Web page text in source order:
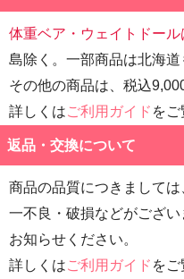
体重ベア・ウェイトドール
島除く。一部商品は北海道
その他の商品は、税込
詳しくはご利用ガイド をご
返品・交換について
商品の品質につきまして
一不良・破損などがござ
お知らせください。
詳しくはご利用ガイド をご